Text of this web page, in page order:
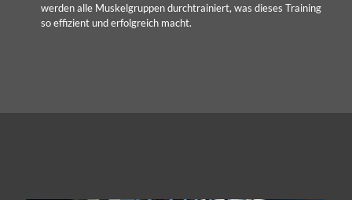
werden alle Muskelgruppen durchtrainiert, was dieses Training
so effizient und erfolgreich macht.